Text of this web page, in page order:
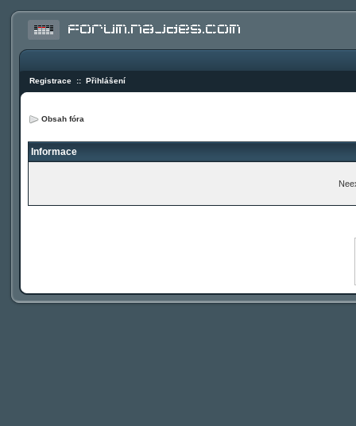
Registrace :: Přihlášení
Obsah fóra
Informace